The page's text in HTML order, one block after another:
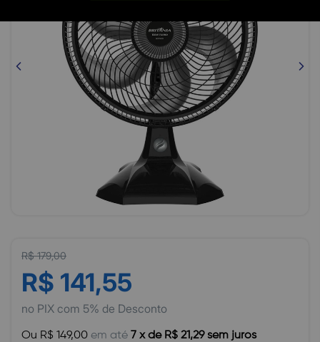
R$ 179,00
R$ 141,55
no PIX com 5% de Desconto
Ou R$ 149,00 em até 7 x de R$ 21,29 sem juros